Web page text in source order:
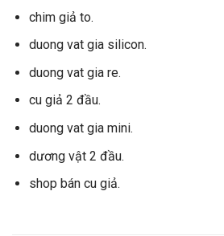
chim giả to.
duong vat gia silicon.
duong vat gia re.
cu giả 2 đầu.
duong vat gia mini.
dương vật 2 đầu.
shop bán cu giả.